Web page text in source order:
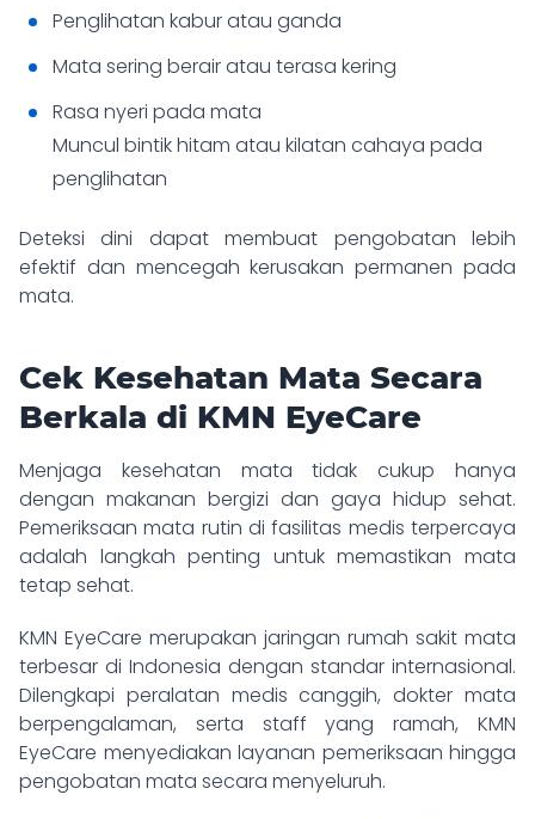
Penglihatan kabur atau ganda
Mata sering berair atau terasa kering
Rasa nyeri pada mata
Muncul bintik hitam atau kilatan cahaya pada
penglihatan
Deteksi dini dapat membuat pengobatan lebih
efektif dan mencegah kerusakan permanen pada
mata.
Cek Kesehatan Mata Secara
Berkala di KMN EyeCare
Menjaga kesehatan mata tidak cukup hanya
dengan makanan bergizi dan gaya hidup sehat.
Pemeriksaan mata rutin di fasilitas medis terpercaya
adalah langkah penting untuk memastikan mata
tetap sehat.
KMN EyeCare merupakan jaringan rumah sakit mata
terbesar di Indonesia dengan standar internasional.
Dilengkapi peralatan medis canggih, dokter mata
berpengalaman, serta staff yang ramah, KMN
EyeCare menyediakan layanan pemeriksaan hingga
pengobatan mata secara menyeluruh.